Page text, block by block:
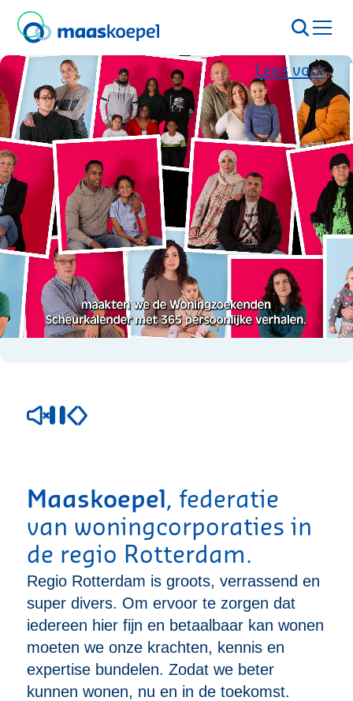
Lees voor
Maaskoepel , federatie
van woningcorporaties in
de regio Rotterdam.
Regio Rotterdam is groots, verrassend en
super divers. Om ervoor te zorgen dat
iedereen hier fijn en betaalbaar kan wonen
moeten we onze krachten, kennis en
expertise bundelen. Zodat we beter
kunnen wonen, nu en in de toekomst.